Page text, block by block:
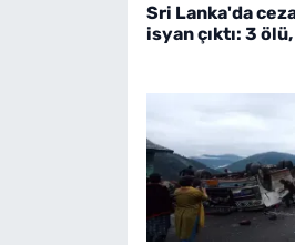
Sri Lanka'da
isyan çıktı: 3